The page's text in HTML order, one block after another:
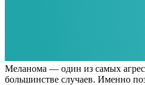
Меланома — один из самых
большинстве случаев. Именно